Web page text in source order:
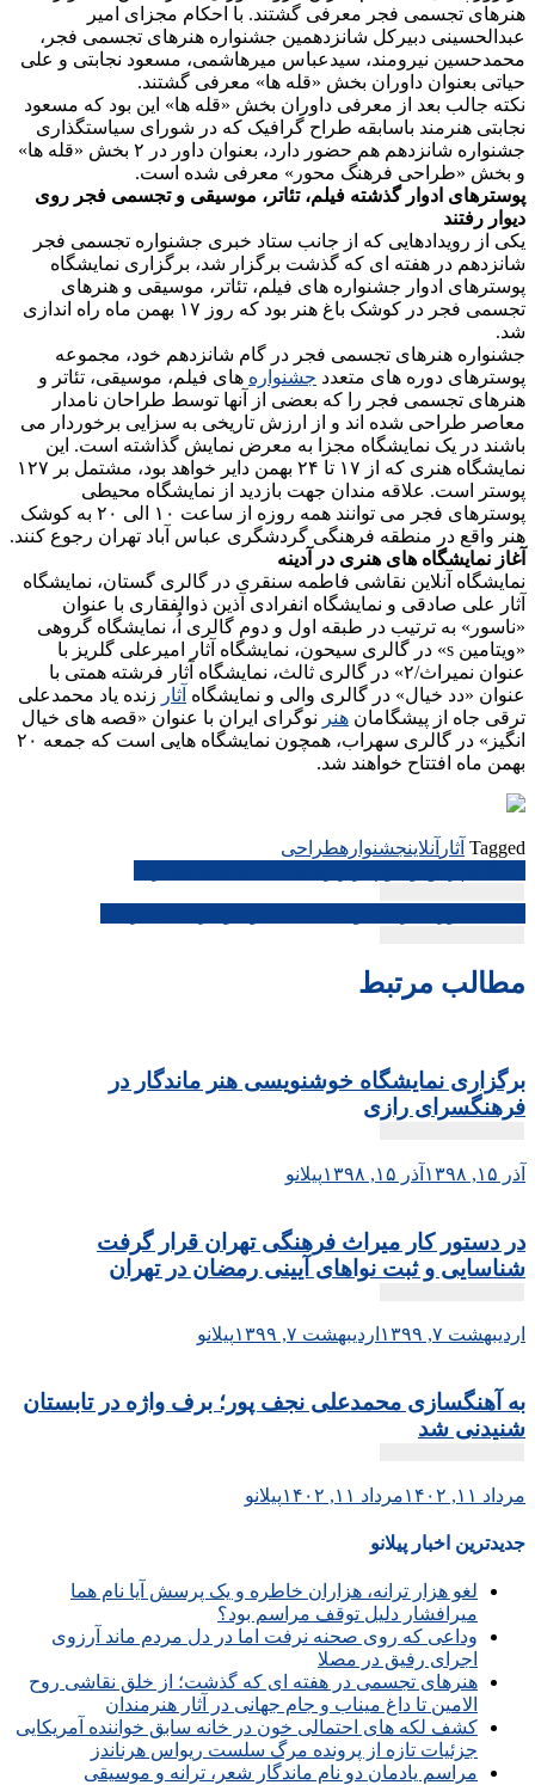
هنرهای تجسمی فجر معرفی گشتند. با احکام مجزای امیر
عبدالحسینی دبیرکل شانزدهمین جشنواره هنرهای تجسمی فجر،
محمدحسین نیرومند، سیدعباس میرهاشمی، مسعود نجابتی و علی
حیاتی بعنوان داوران بخش «قله ها» معرفی گشتند.
نکته جالب بعد از معرفی داوران بخش «قله ها» این بود که مسعود
نجابتی هنرمند باسابقه طراح گرافیک که در شورای سیاستگذاری
جشنواره شانزدهم هم حضور دارد، بعنوان داور در ۲ بخش «قله ها»
و بخش «طراحی فرهنگ محور» معرفی شده است.
پوسترهای ادوار گذشته فیلم، تئاتر، موسیقی و تجسمی فجر روی
دیوار رفتند
یکی از رویدادهایی که از جانب ستاد خبری جشنواره تجسمی فجر
شانزدهم در هفته ای که گذشت برگزار شد، برگزاری نمایشگاه
پوسترهای ادوار جشنواره های فیلم، تئاتر، موسیقی و هنرهای
تجسمی فجر در کوشک باغ هنر بود که روز ۱۷ بهمن ماه راه اندازی
شد.
جشنواره هنرهای تجسمی فجر در گام شانزدهم خود، مجموعه
پوسترهای دوره های متعدد جشنواره های فیلم، موسیقی، تئاتر و
هنرهای تجسمی فجر را که بعضی از آنها توسط طراحان نامدار
معاصر طراحی شده اند و از ارزش تاریخی به سزایی برخوردار می
باشند در یک نمایشگاه مجزا به معرض نمایش گذاشته است. این
نمایشگاه هنری که از ۱۷ تا ۲۴ بهمن دایر خواهد بود، مشتمل بر ۱۲۷
پوستر است. علاقه مندان جهت بازدید از نمایشگاه محیطی
پوسترهای فجر می توانند همه روزه از ساعت ۱۰ الی ۲۰ به کوشک
هنر واقع در منطقه فرهنگی گردشگری عباس آباد تهران رجوع کنند.
آغاز نمایشگاه های هنری در آدینه
نمایشگاه آنلاین نقاشی فاطمه سنقری در گالری گستان، نمایشگاه
آثار علی صادقی و نمایشگاه انفرادی آذین ذوالفقاری با عنوان
«ناسور» به ترتیب در طبقه اول و دوم گالری اُ، نمایشگاه گروهی
«ویتامین s» در گالری سیحون، نمایشگاه آثار امیرعلی گلریز با
عنوان نمیراث/۲» در گالری ثالث، نمایشگاه آثار فرشته همتی با
عنوان «دد خیال» در گالری والی و نمایشگاه آثار زنده یاد محمدعلی
ترقی جاه از پیشگامان هنر نوگرای ایران با عنوان «قصه های خیال
انگیز» در گالری سهراب، همچون نمایشگاه هایی است که جمعه ۲۰
بهمن ماه افتتاح خواهند شد.
Tagged آثار آنلاینجشنوارهطراحی
راهبری
نوشته
مطالب مرتبط
برگزاری نمایشگاه خوشنویسی هنر ماندگار در
فرهنگسرای رازی
آذر ۱۵, ۱۳۹۸ آذر ۱۵, ۱۳۹۸ پیلانو
در دستور کار میراث فرهنگی تهران قرار گرفت
شناسایی و ثبت نواهای آیینی رمضان در تهران
اردیبهشت ۷, ۱۳۹۹ اردیبهشت ۷, ۱۳۹۹ پیلانو
به آهنگسازی محمدعلی نجف پور؛ برف واژه در تابستان
شنیدنی شد
مرداد ۱۱, ۱۴۰۲ مرداد ۱۱, ۱۴۰۲ پیلانو
جدیدترین اخبار پیلانو
لغو هزار ترانه، هزاران خاطره و یک پرسش آیا نام هما
میرافشار دلیل توقف مراسم بود؟
وداعی که روی صحنه نرفت اما در دل مردم ماند آرزوی
اجرای رفیق در مصلا
هنرهای تجسمی در هفته ای که گذشت؛ از خلق نقاشی روح
الامین تا داغ میناب و جام جهانی در آثار هنرمندان
کشف لکه های احتمالی خون در خانه سابق خواننده آمریکایی
جزئیات تازه از پرونده مرگ سلست ریواس هرناندز
مراسم یادمان دو نام ماندگار شعر، ترانه و موسیقی